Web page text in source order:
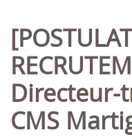
[POSTULATION FERMEES]
Directeur-
CMS